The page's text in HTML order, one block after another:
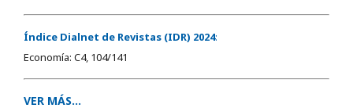
Índice Dialnet de Revistas (IDR) 2024:
Economía: C4, 104/141
VER MÁS...